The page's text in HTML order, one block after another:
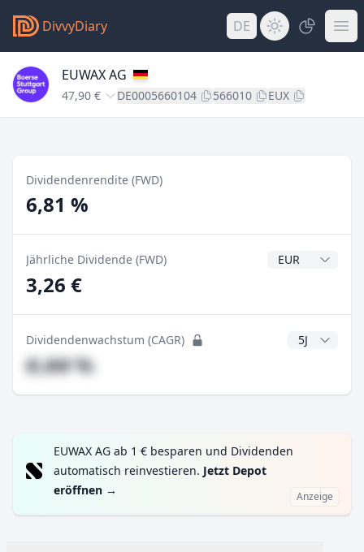
DivvyDiary DE
EUWAX AG
47,90 € DE0005660104 566010 EUX
Dividendenrendite (FWD)
6,81 %
Jährliche Dividende (FWD)
3,26 €
Dividendenwachstum (CAGR) CAGR Jahre
#,## %
EUWAX AG ab 1 € besparen und Dividenden
automatisch reinvestieren. Jetzt Depot
eröffnen → Anzeige